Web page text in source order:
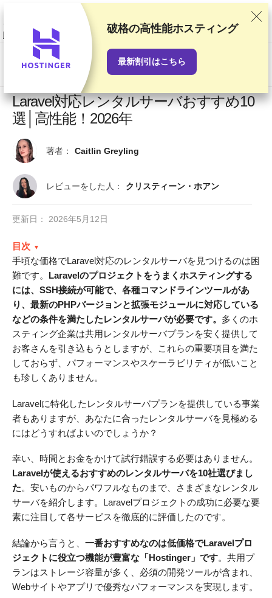
当サイトでは徹底した検証と調査をもとにおすすめランキングを作成して
いますが、読者の皆さまからのご意見やプロバイダとの商業契約も考慮し
ています。このページにはアフィリエイトリンクが含まれます。「広告に
関する情報開示」
Laravel対応レンタルサーバおすすめ10
選│高性能！2026年
著者： Caitlin Greyling
レビューをした人： クリスティーン・ホアン
更新日： 2026年5月12日
目次
手頃な価格でLaravel対応のレンタルサーバを見つけるのは困
難です。 Laravelのプロジェクトをうまくホスティングする
には、SSH接続が可能で、各種コマンドラインツールがあ
り、最新のPHPバージョンと拡張モジュールに対応している
などの条件を満たしたレンタルサーバが必要です。 多くのホ
スティング企業は共用レンタルサーバプランを安く提供して
お客さんを引き込もうとしますが、これらの重要項目を満た
しておらず、パフォーマンスやスケーラビリティが低いこと
も珍しくありません。
Laravelに特化したレンタルサーバプランを提供している事業
者もありますが、あなたに合ったレンタルサーバを見極める
にはどうすればよいのでしょうか？
幸い、時間とお金をかけて試行錯誤する必要はありません。
Laravelが使えるおすすめのレンタルサーバを10社選びまし
た。安いものからパワフルなものまで、さまざまなレンタル
サーバを紹介します。Laravelプロジェクトの成功に必要な要
素に注目して各サービスを徹底的に評価したのです。
結論から言うと、 一番おすすめなのは低価格でLaravelプロ
ジェクトに役立つ機能が豊富な「Hostinger」です。共用プ
ランはストレージ容量が多く、必須の開発ツールが含まれ、
Webサイトやアプリで優秀なパフォーマンスを実現します。
破格の高性能ホスティング
最新割引はこちら